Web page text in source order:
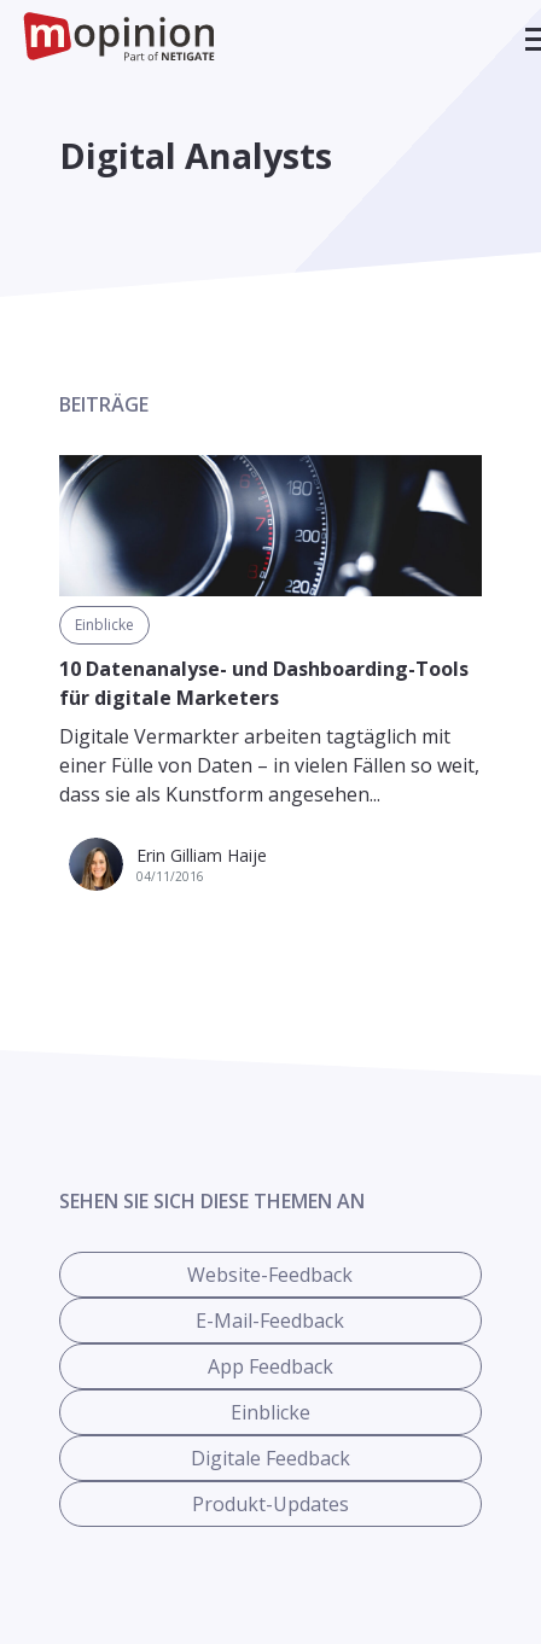
Digital Analysts
BEITRÄGE
Einblicke
10 Datenanalyse- und Dashboarding-Tools
für digitale Marketers
Digitale Vermarkter arbeiten tagtäglich mit
einer Fülle von Daten – in vielen Fällen so weit,
dass sie als Kunstform angesehen...
Erin Gilliam Haije
04/11/2016
SEHEN SIE SICH DIESE THEMEN AN
Website-Feedback
E-Mail-Feedback
App Feedback
Einblicke
Digitale Feedback
Produkt-Updates